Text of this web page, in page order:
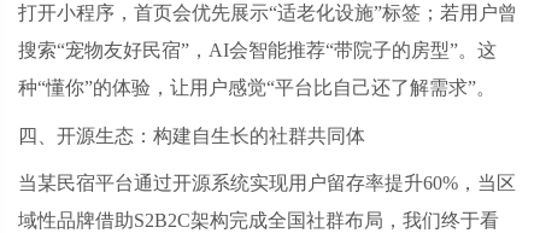
打开小程序，首页会优先展示“适老化设施”标签；若用户曾
搜索“宠物友好民宿”，AI会智能推荐“带院子的房型”。这
种“懂你”的体验，让用户感觉“平台比自己还了解需求”。
四、开源生态：构建自生长的社群共同体
当某民宿平台通过开源系统实现用户留存率提升60%，当区
域性品牌借助S2B2C架构完成全国社群布局，我们终于看